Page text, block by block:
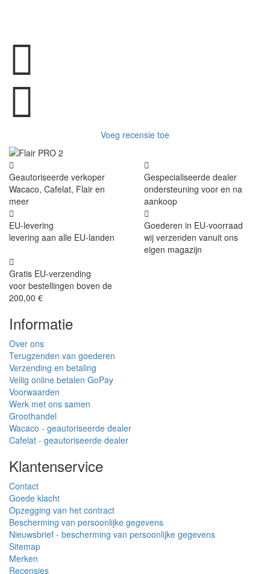
Voeg recensie toe
Geautoriseerde verkoper
Wacaco, Cafelat, Flair en
meer
Gespecialiseerde dealer
ondersteuning voor en na
aankoop
EU-levering
levering aan alle EU-landen
Goederen in EU-voorraad
wij verzenden vanuit ons
eigen magazijn
Gratis EU-verzending
voor bestellingen boven de
200,00 €
Informatie
Over ons
Terugzenden van goederen
Verzending en betaling
Veilig online betalen GoPay
Voorwaarden
Werk met ons samen
Groothandel
Wacaco - geautoriseerde dealer
Cafelat - geautoriseerde dealer
Klantenservice
Contact
Goede klacht
Opzegging van het contract
Bescherming van persoonlijke gegevens
Nieuwsbrief - bescherming van persoonlijke gegevens
Sitemap
Merken
Recensies